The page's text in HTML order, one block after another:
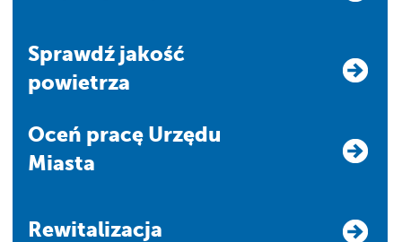
Sprawdź jakość
powietrza
Oceń pracę Urzędu
Miasta
Rewitalizacja